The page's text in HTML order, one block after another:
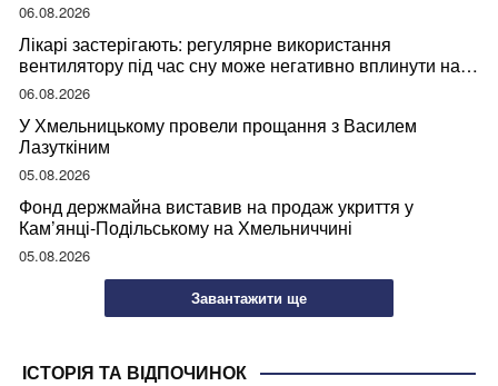
06.08.2026
Лікарі застерігають: регулярне використання
вентилятору під час сну може негативно вплинути на
ваше здоров’я
06.08.2026
У Хмельницькому провели прощання з Василем
Лазуткіним
05.08.2026
Фонд держмайна виставив на продаж укриття у
Кам’янці-Подільському на Хмельниччині
05.08.2026
Завантажити ще
ІСТОРІЯ ТА ВІДПОЧИНОК